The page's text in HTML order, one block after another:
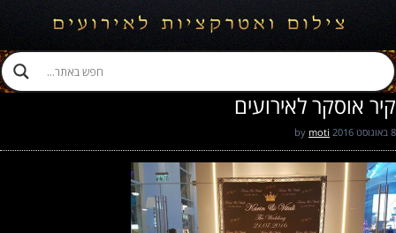
קיר אוסקר לאירועים
8 באוגוסט 2016 moti